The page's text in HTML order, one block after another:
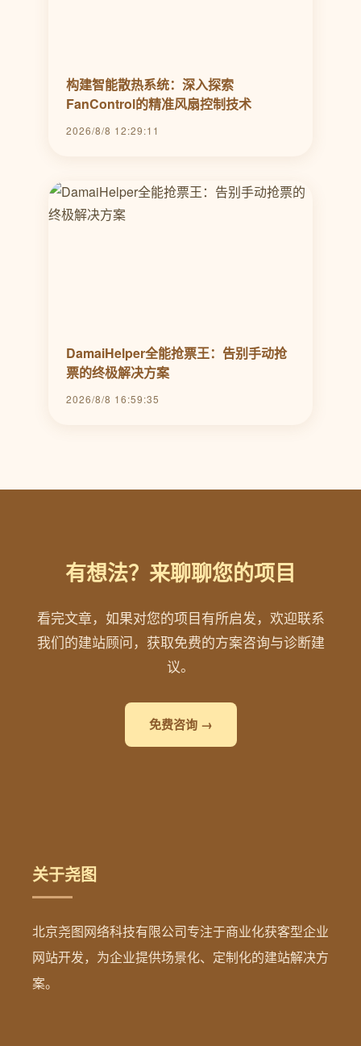
构建智能散热系统：深入探索
FanControl的精准风扇控制技术
2026/8/8 12:29:11
DamaiHelper全能抢票王：告别手动抢
票的终极解决方案
2026/8/8 16:59:35
有想法？来聊聊您的项目
看完文章，如果对您的项目有所启发，欢迎联系
我们的建站顾问，获取免费的方案咨询与诊断建
议。
免费咨询 →
关于尧图
北京尧图网络科技有限公司专注于商业化获客型企业
网站开发，为企业提供场景化、定制化的建站解决方
案。